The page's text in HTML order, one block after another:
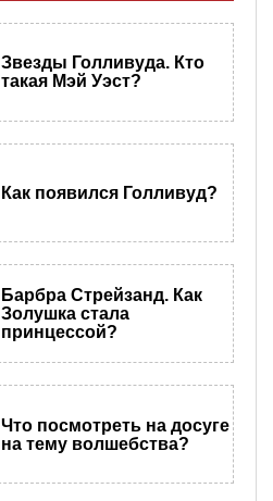
Звезды Голливуда. Кто
такая Мэй Уэст?
Как появился Голливуд?
Барбра Стрейзанд. Как
Золушка стала
принцессой?
Что посмотреть на досуге
на тему волшебства?